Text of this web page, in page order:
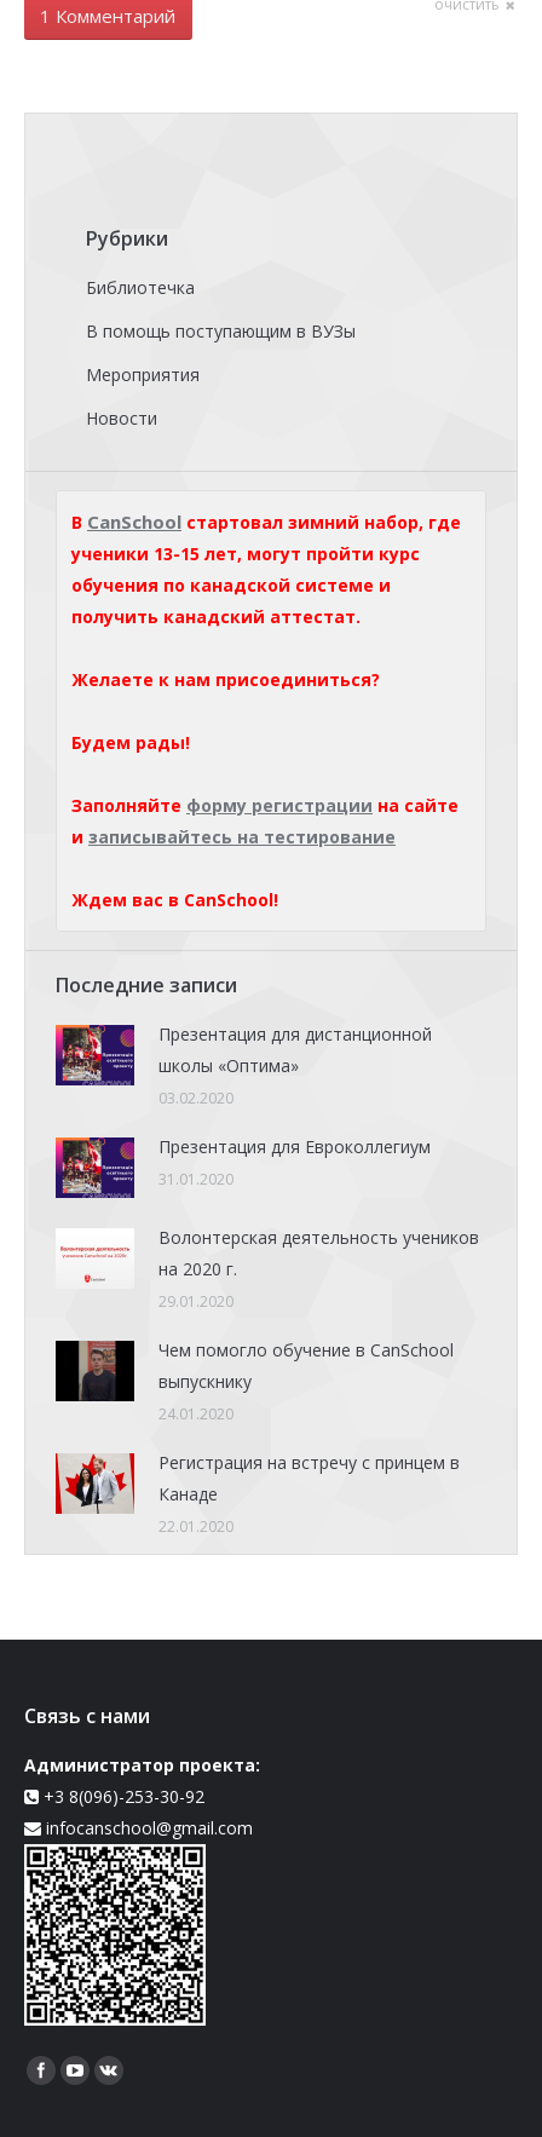
очистить
1 Комментарий
Рубрики
Библиотечка
В помощь поступающим в ВУЗы
Мероприятия
Новости
В CanSchool стартовал зимний набор, где
ученики 13-15 лет, могут пройти курс
обучения по канадской системе и
получить канадский аттестат.
Желаете к нам присоединиться?
Будем рады!
Заполняйте форму регистрации на сайте
и записывайтесь на тестирование
Ждем вас в CanSchool!
Последние записи
Презентация для дистанционной
школы «Оптима»
03.02.2020
Презентация для Евроколлегиум
31.01.2020
Волонтерская деятельность учеников
на 2020 г.
29.01.2020
Чем помогло обучение в CanSchool
выпускнику
24.01.2020
Регистрация на встречу с принцем в
Канаде
22.01.2020
Связь с нами
Администратор проекта:
+3 8(096)-253-30-92
infocanschool@gmail.com
Найдите нас: